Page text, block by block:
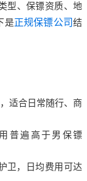
型、保镖资质、地
是正规保镖公司结
适合日常随行、商
普遍高于男保镖
卫，日均费用可达